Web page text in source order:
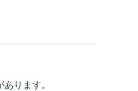
ります。